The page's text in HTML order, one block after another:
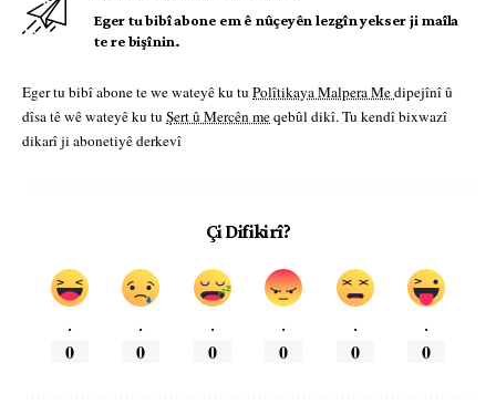
Eger tu bibî abone em ê nûçeyên lezgîn yekser ji maîla
te re bişînin.
Eger tu bibî abone te we wateyê ku tu Polîtikaya Malpera Medipejînî û
dîsa tê wê wateyê ku tu Şert û Mercên meqebûl dikî. Tu kendî bixwazî
dikarî ji abonetiyê derkevî
Çi Difikirî?
.
0
.
0
.
0
.
0
.
0
.
0